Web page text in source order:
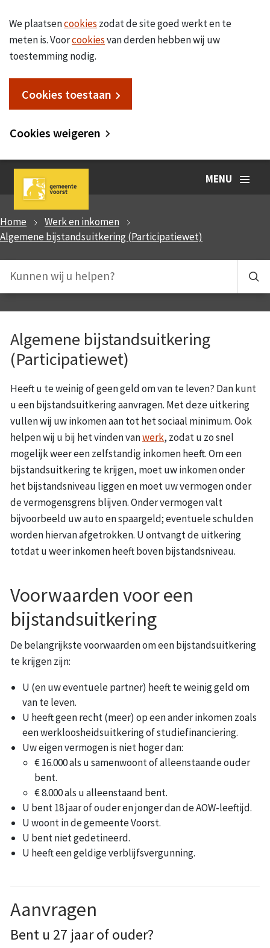
We plaatsencookies zodat de site goed werkt en te
meten is. Voorcookiesvan derden hebben wij uw
toestemming nodig.
Cookies toestaan
Cookies weigeren
MENU
Home
Werk en inkomen
Algemene bijstandsuitkering (Participatiewet)
Algemene bijstandsuitkering
(Participatiewet)
Heeft u te weinig of geen geld om van te leven? Dan kunt
u een bijstandsuitkering aanvragen. Met deze uitkering
vullen wij uw inkomen aan tot het sociaal minimum. Ook
helpen wij u bij het vinden vanwerk, zodat u zo snel
mogelijk weer een zelfstandig inkomen heeft. Om een
bijstandsuitkering te krijgen, moet uw inkomen onder
het bijstandsniveau liggen en moet uw vermogen onder
de vermogensgrens blijven. Onder vermogen valt
bijvoorbeeld uw auto en spaargeld; eventuele schulden
worden hiervan afgetrokken. U ontvangt de uitkering
totdat u weer inkomen heeft boven bijstandsniveau.
Voorwaarden voor een
bijstandsuitkering
De belangrijkste voorwaarden om een bijstandsuitkering
te krijgen zijn:
U (en uw eventuele partner) heeft te weinig geld om
van te leven.
U heeft geen recht (meer) op een ander inkomen zoals
een werkloosheidsuitkering of studiefinanciering.
Uw eigen vermogen is niet hoger dan:
€ 16.000 als u samenwoont of alleenstaande ouder
bent.
€ 8.000 als u alleenstaand bent.
U bent 18 jaar of ouder en jonger dan de AOW-leeftijd.
U woont in de gemeente Voorst.
U bent niet gedetineerd.
U heeft een geldige verblijfsvergunning.
Aanvragen
Bent u 27 jaar of ouder?